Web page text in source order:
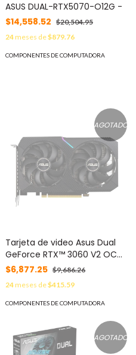
ASUS DUAL-RTX5070-O12G -
$14,558.52 $20,504.95
24meses de$879.76
COMPONENTES DE COMPUTADORA
AGOTADO
Tarjeta de video Asus Dual
GeForce RTX™ 3060 V2 OC
Edition 12GB GDDR6 - PCI
Express 4.0, HDMI 2.1,
DisplayPort 1.4a
$6,877.25 $9,686.26
24meses de$415.59
COMPONENTES DE COMPUTADORA
AGOTADO